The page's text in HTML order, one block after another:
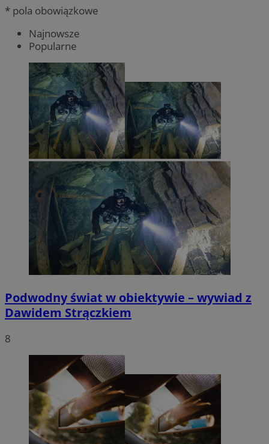
* pola obowiązkowe
Najnowsze
Popularne
Podwodny świat w obiektywie – wywiad z
Dawidem Strączkiem
8